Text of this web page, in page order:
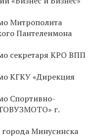
Митрополита
Пантелеимона
секретаря КРО ВПП
КГКУ «Дирекция
Спортивно-
г.
города Минусинска